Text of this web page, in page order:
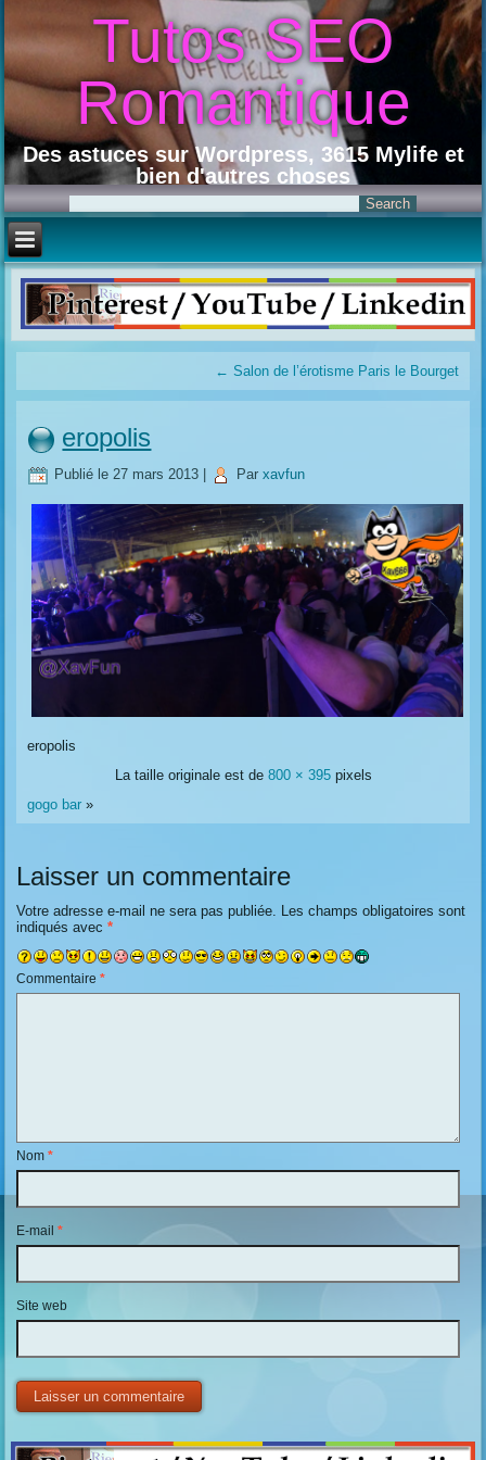
Tutos SEO
Romantique
Des astuces sur Wordpress, 3615 Mylife et
bien d'autres choses
← Salon de l’érotisme Paris le Bourget
eropolis
Publié le 27 mars 2013 Par xavfun
eropolis
La taille originale est de 800 × 395pixels
gogo bar »
Laisser un commentaire
Votre adresse e-mail ne sera pas publiée. Les champs obligatoires sont
indiqués avec*
Commentaire*
Nom*
E-mail*
Site web